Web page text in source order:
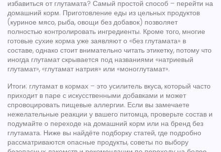
избавиться от глутамата? Самый простой способ – перейти на
домашний корм. Приготовление еды из цельных продуктов
(куриное мясо, рыба, овощи без добавок) позволяет
полностью контролировать ингредиенты. Кроме того, многие
готовые сухие корма уже заявляют о «без глутамата» в
составе, однако стоит внимательно читать этикетку, потому что
иногда глутамат скрывается под названиями «натриевый
глутамат», «глутамат натрия» или «моноглутамат».
Итоги: глутамат в кормах – это усилитель вкуса, который часто
приходит в паре с искусственными добавками и может
спровоцировать пищевые аллергии. Если вы замечаете
нежелательные реакции у вашего питомца, проверьте состав и
подумайте о переходе на домашний корм или на бренд без
глутамата. Ниже вы найдёте подборку статей, где подробно
рассматриваются опасные продукты, советы по выбору